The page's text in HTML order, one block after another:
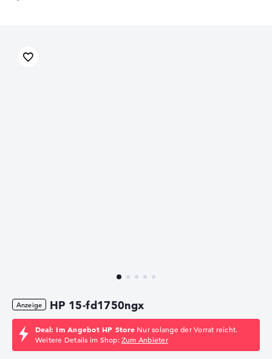
HP 15-fd1750ngx
Deal: Im Angebot HP Store Nur solange der Vorrat reicht.
Weitere Details im Shop:Zum Anbieter